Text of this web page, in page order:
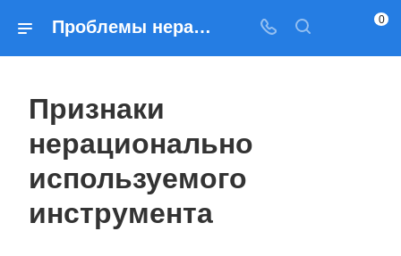
Проблемы нерационально используемого режущего инструмента — обзор от Прадос 0
Признаки
нерационально
используемого
инструмента